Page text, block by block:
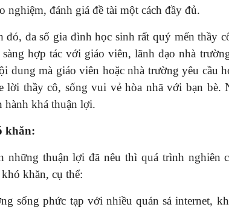
nghiệm, đánh giá đề tài một cách đầy đủ.
đó, đa số gia đình học sinh rất quý mến thầy
sàng hợp tác với giáo viên, lãnh đạo nhà
dung mà giáo viên hoặc nhà trường yêu cầu
lời thầy cô, sống vui vẻ hòa nhã với bạn bè.
hành khá thuận lợi.
khăn:
những thuận lợi đã nêu thì quá trình nghiên
khăn, cụ thể:
sống phức tạp với nhiều quán sá internet,